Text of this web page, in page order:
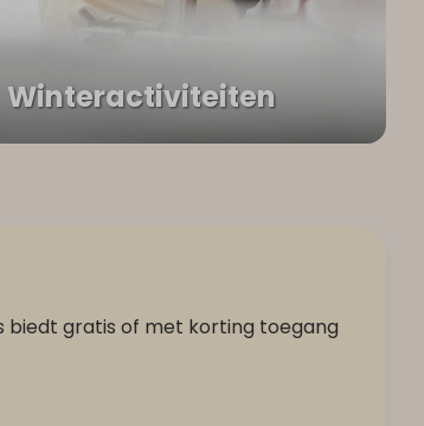
Winteractiviteiten
biedt gratis of met korting toegang